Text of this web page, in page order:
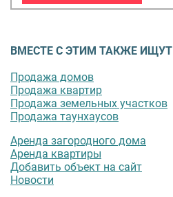
ВМЕСТЕ С ЭТИМ ТАКЖЕ ИЩУТ
Продажа домов
Продажа квартир
Продажа земельных участков
Продажа таунхаусов
Аренда загородного дома
Аренда квартиры
Добавить объект на сайт
Новости